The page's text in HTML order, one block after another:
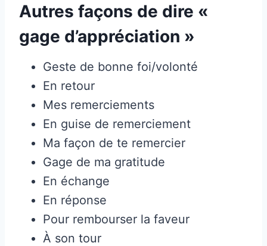
Autres façons de dire «
gage d’appréciation »
Geste de bonne foi/volonté
En retour
Mes remerciements
En guise de remerciement
Ma façon de te remercier
Gage de ma gratitude
En échange
En réponse
Pour rembourser la faveur
À son tour